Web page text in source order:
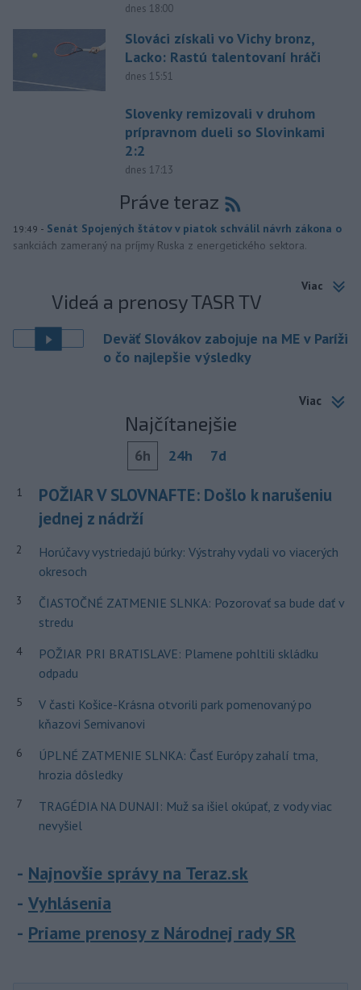
dnes 18:00
Slováci získali vo Vichy bronz,
Lacko: Rastú talentovaní hráči
dnes 15:51
Slovenky remizovali v druhom
prípravnom dueli so Slovinkami
2:2
dnes 17:13
Práve teraz
19:49 - Senát Spojených štátov v piatok schválil návrh zákona o
sankciách zameraný na príjmy Ruska z energetického sektora.
Viac
Videá a prenosy TASR TV
Deväť Slovákov zabojuje na ME v Paríži
o čo najlepšie výsledky
Viac
Najčítanejšie
6h 24h 7d
1
POŽIAR V SLOVNAFTE: Došlo k narušeniu
jednej z nádrží
2
Horúčavy vystriedajú búrky: Výstrahy vydali vo viacerých
okresoch
3
ČIASTOČNÉ ZATMENIE SLNKA: Pozorovať sa bude dať v
stredu
4
POŽIAR PRI BRATISLAVE: Plamene pohltili skládku
odpadu
5
V časti Košice-Krásna otvorili park pomenovaný po
kňazovi Semivanovi
6
ÚPLNÉ ZATMENIE SLNKA: Časť Európy zahalí tma,
hrozia dôsledky
7
TRAGÉDIA NA DUNAJI: Muž sa išiel okúpať, z vody viac
nevyšiel
Najnovšie správy na Teraz.sk
Vyhlásenia
Priame prenosy z Národnej rady SR